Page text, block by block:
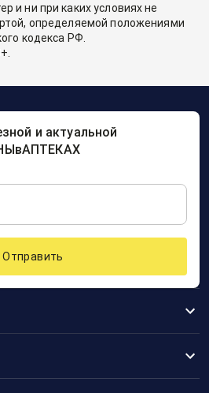
и ни при каких условиях не
определяемой положениями
кодекса РФ.
и актуальной
Отправить